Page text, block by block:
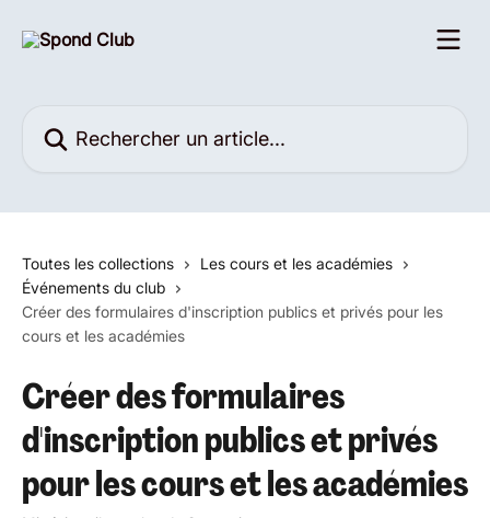
Toutes les collections
Les cours et les académies
Événements du club
Créer des formulaires d'inscription publics et privés pour les
cours et les académies
Créer des formulaires
d'inscription publics et privés
pour les cours et les académies